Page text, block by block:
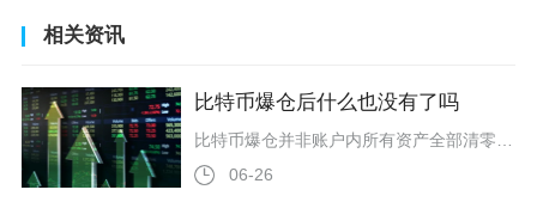
相关资讯
比特币爆仓后什么也没有了吗
06-26